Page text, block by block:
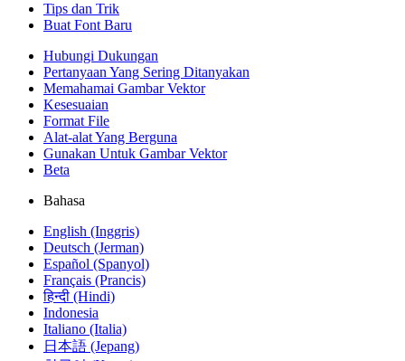
Tips dan Trik
Buat Font Baru
Hubungi Dukungan
Pertanyaan Yang Sering Ditanyakan
Memahamai Gambar Vektor
Kesesuaian
Format File
Alat-alat Yang Berguna
Gunakan Untuk Gambar Vektor
Beta
Bahasa
English (Inggris)
Deutsch (Jerman)
Español (Spanyol)
Français (Prancis)
हिन्दी (Hindi)
Indonesia
Italiano (Italia)
日本語 (Jepang)